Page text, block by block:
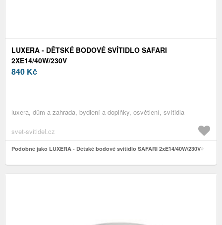
LUXERA - DĚTSKÉ BODOVÉ SVÍTIDLO SAFARI
2XE14/40W/230V
840 Kč
luxera, dům a zahrada, bydlení a doplňky, osvětlení, svítidla
svet-svitidel.cz
Podobně jako LUXERA - Dětské bodové svítidlo SAFARI 2xE14/40W/230V